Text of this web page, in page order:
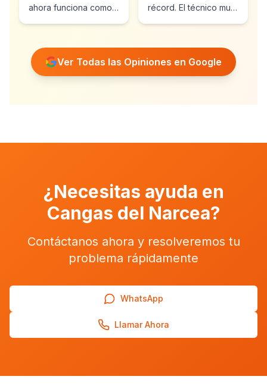
ahora funciona como
récord. El técnico muy
Ver Todas las Opiniones en Google
¿Necesitas ayuda en
Cangas del Narcea?
Contáctanos ahora y resolveremos tu
problema rápidamente
WhatsApp
Llamar Ahora